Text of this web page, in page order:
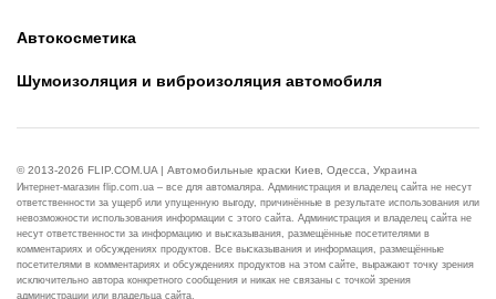
Автокосметика
Шумоизоляция и виброизоляция автомобиля
© 2013-2026 FLIP.COM.UA | Автомобильные краски Киев, Одесса, Украина
Интернет-магазин flip.com.ua – все для автомаляра. Администрация и владелец сайта не несут
ответственности за ущерб или упущенную выгоду, причинённые в результате использования или
невозможности использования информации с этого сайта. Администрация и владелец сайта не
несут ответственности за информацию и высказывания, размещённые посетителями в
комментариях и обсуждениях продуктов. Все высказывания и информация, размещённые
посетителями в комментариях и обсуждениях продуктов на этом сайте, выражают точку зрения
исключительно автора конкретного сообщения и никак не связаны с точкой зрения
администрации или владельца сайта.